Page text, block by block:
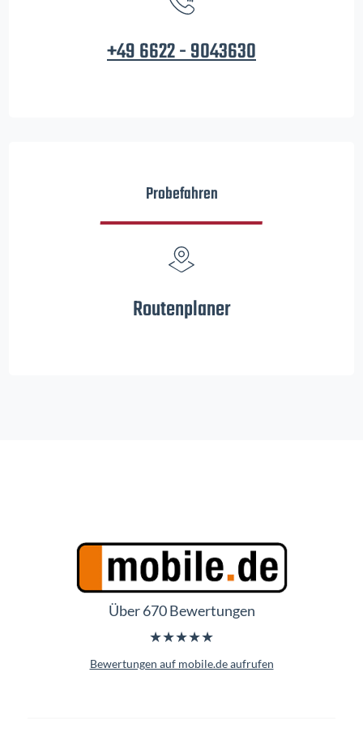
+49 6622 - 9043630
Probefahren
Routenplaner
Über 670 Bewertungen
★★★★★
Bewertungen auf mobile.de aufrufen